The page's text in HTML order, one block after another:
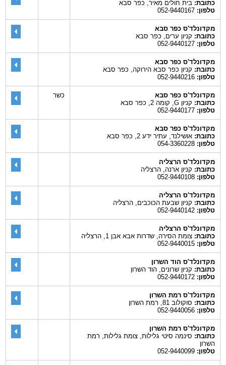
כתובת:בית חולים מאיר, כפר סבא
טלפון:052-9440167
מקדונלד'ס כפר סבא
כתובת:קניון ערים, כפר סבא
טלפון:052-9440127
מקדונלד'ס כפר סבא
כתובת:קניון כפר סבא הירוקה, כפר סבא
טלפון:052-9440216
מקדונלד'ס כפר סבא
כתובת:קניון G, קומה 2, כפר סבא
טלפון:052-9440177
כשר
מקדונלד'ס כפר סבא
כתובת:אושילנד, עתיר ידע 2, כפר סבא
טלפון:054-3360228
מקדונלד'ס הרצליה
כתובת:קניון ארנה, הרצליה
טלפון:052-9440108
מקדונלד'ס הרצליה
כתובת:קניון שבעת הכוכבים, הרצליה
טלפון:052-9440142
מקדונלד'ס הרצליה
כתובת:צומת הסירה, שדרות אבא אבן 1, הרצליה
טלפון:052-9440015
מקדונלד'ס הוד השרון
כתובת:קניון שרונים, הוד השרון
טלפון:052-9440172
מקדונלד'ס רמת השרון
כתובת:סוקולוב 81, רמת השרון
טלפון:052-9440056
מקדונלד'ס רמת השרון
כתובת:סינמה סיטי גלילות, צומת גלילות, רמת
השרון
טלפון:052-9440099